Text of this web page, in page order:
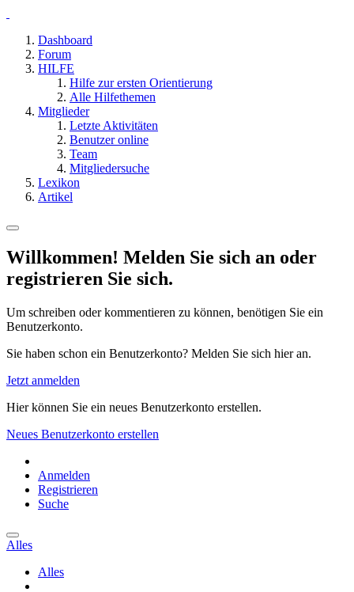
Dashboard
Forum
HILFE
Hilfe zur ersten Orientierung
Alle Hilfethemen
Mitglieder
Letzte Aktivitäten
Benutzer online
Team
Mitgliedersuche
Lexikon
Artikel
Willkommen! Melden Sie sich an oder
registrieren Sie sich.
Um schreiben oder kommentieren zu können, benötigen Sie ein
Benutzerkonto.
Sie haben schon ein Benutzerkonto? Melden Sie sich hier an.
Jetzt anmelden
Hier können Sie ein neues Benutzerkonto erstellen.
Neues Benutzerkonto erstellen
Anmelden
Registrieren
Suche
Alles
Alles